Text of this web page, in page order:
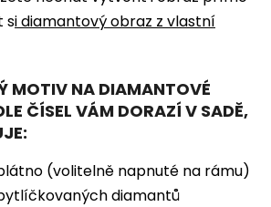
sidiamantový obraz z vlastní
MOTIV NA DIAMANTOVÉ
ČÍSEL VÁM DORAZÍ V SADĚ,
(volitelně napnuté na rámu)
diamantů